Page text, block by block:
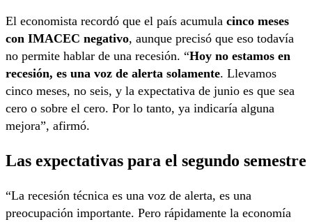
El economista recordó que el país acumula cinco meses
con IMACEC negativo, aunque precisó que eso todavía
no permite hablar de una recesión. “Hoy no estamos en
recesión, es una voz de alerta solamente. Llevamos
cinco meses, no seis, y la expectativa de junio es que sea
cero o sobre el cero. Por lo tanto, ya indicaría alguna
mejora”, afirmó.
Las expectativas para el segundo semestre
“La recesión técnica es una voz de alerta, es una
preocupación importante. Pero rápidamente la economía